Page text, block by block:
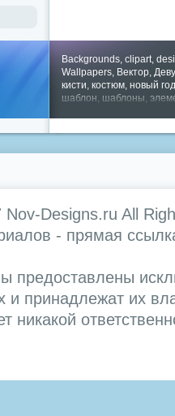
Backgrounds, clipart,
Wallpapers, Вектор,
кисти, костюм, новый год
шаблон, шаблоны,
Nov-Designs.ru All
- прямая
предоставлены
и принадлежат их
никакой